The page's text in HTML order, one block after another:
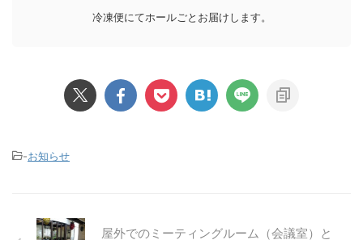
冷凍便にてホールごとお届けします。
-お知らせ
屋外でのミーティングルーム（会議室）と